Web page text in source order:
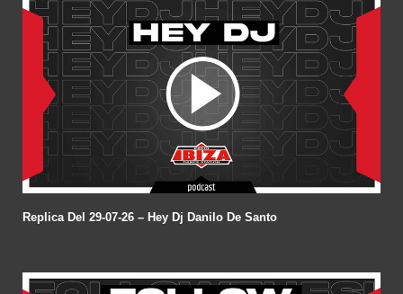
Replica Del 29-07-26 – Hey Dj Danilo De Santo